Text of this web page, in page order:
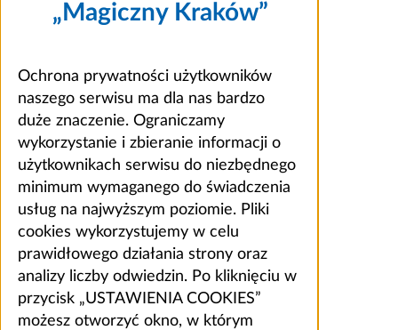
„Magiczny Kraków”
Ochrona prywatności użytkowników
naszego serwisu ma dla nas bardzo
duże znaczenie. Ograniczamy
wykorzystanie i zbieranie informacji o
użytkownikach serwisu do niezbędnego
minimum wymaganego do świadczenia
usług na najwyższym poziomie. Pliki
cookies wykorzystujemy w celu
prawidłowego działania strony oraz
analizy liczby odwiedzin. Po kliknięciu w
przycisk „USTAWIENIA COOKIES”
możesz otworzyć okno, w którym